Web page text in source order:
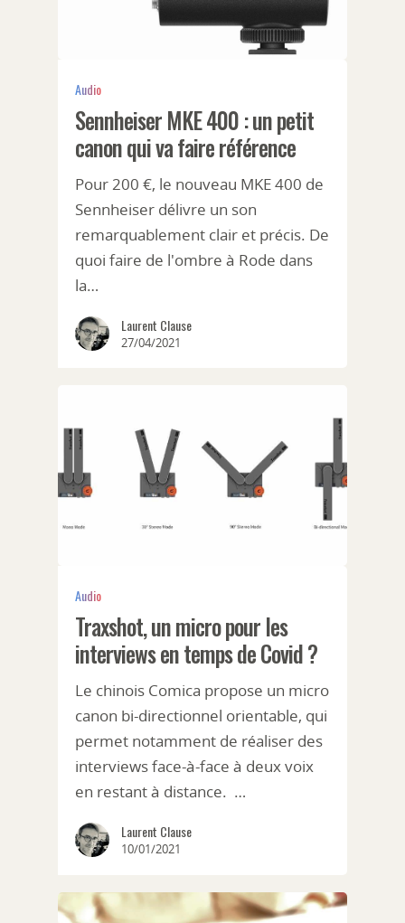
Audio
Sennheiser MKE 400 : un petit
canon qui va faire référence
Pour 200 €, le nouveau MKE 400 de
Sennheiser délivre un son
remarquablement clair et précis. De
quoi faire de l'ombre à Rode dans
la…
Laurent Clause
27/04/2021
Audio
Traxshot, un micro pour les
interviews en temps de Covid ?
Le chinois Comica propose un micro
canon bi-directionnel orientable, qui
permet notamment de réaliser des
interviews face-à-face à deux voix
en restant à distance. …
Laurent Clause
10/01/2021